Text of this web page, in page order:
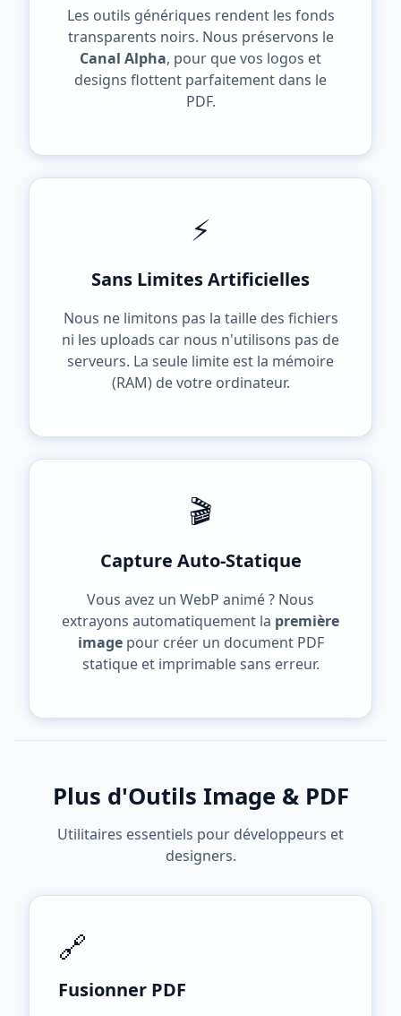
Les outils génériques rendent les fonds
transparents noirs. Nous préservons le
Canal Alpha, pour que vos logos et
designs flottent parfaitement dans le
PDF.
⚡️
Sans Limites Artificielles
Nous ne limitons pas la taille des fichiers
ni les uploads car nous n'utilisons pas de
serveurs. La seule limite est la mémoire
(RAM) de votre ordinateur.
🎬
Capture Auto-Statique
Vous avez un WebP animé ? Nous
extrayons automatiquement la première
imagepour créer un document PDF
statique et imprimable sans erreur.
Plus d'Outils Image & PDF
Utilitaires essentiels pour développeurs et
designers.
🔗
Fusionner PDF